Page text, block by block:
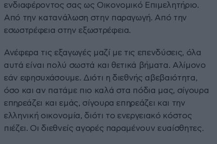
ενδιαφέροντος σας ως Οικονομικό Επιμελητήριο.
Από την κατανάλωση στην παραγωγή. Από την
εσωστρέφεια στην εξωστρέφεια.
Ανέφερα τις εξαγωγές μαζί με τις επενδύσεις, όλα
αυτά είναι πολύ σωστά και θετικά βήματα. Αλίμονο
εάν εφησυχάσουμε. Διότι η διεθνής αβεβαιότητα,
όσο και αν πατάμε πιο καλά στα πόδια μας, σίγουρα
επηρεάζει και εμάς, σίγουρα επηρεάζει και την
ελληνική οικονομία, διότι το ενεργειακό κόστος
πιέζει. Οι διεθνείς αγορές παραμένουν ευαίσθητες.